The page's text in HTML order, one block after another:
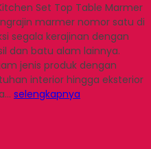
Set Top Table Marmer
marmer nomor satu di
segala kerajinan dengan
dan batu alam lainnya.
jenis produk dengan
interior hingga eksterior
selengkapnya